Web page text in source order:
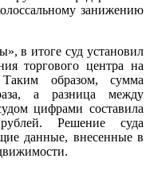
занижению
в итоге суд установил
торгового центра на
образом, сумма
а разница между
цифрами составила
Решение суда
данные, внесенные в